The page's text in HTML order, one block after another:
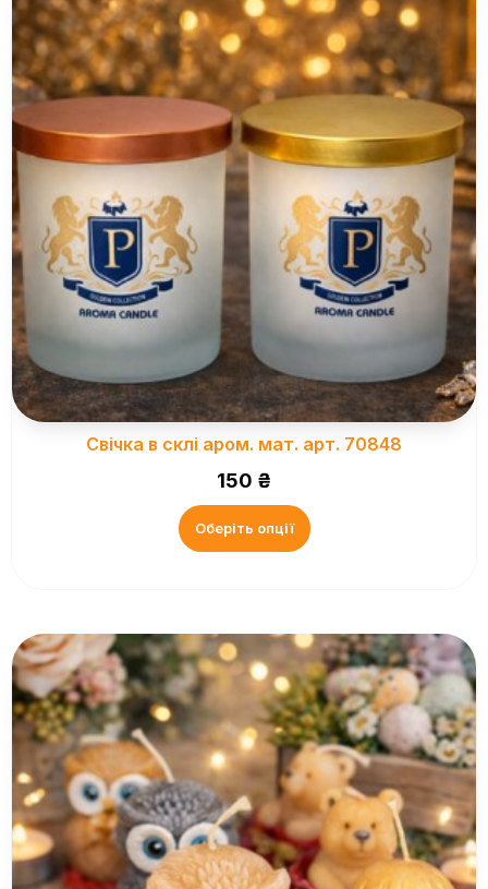
Свічка в склі аром. мат. арт. 70848
150 ₴
Оберіть опції